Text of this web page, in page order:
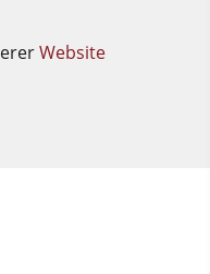
Website